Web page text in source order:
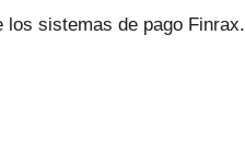
los sistemas de pago Finrax.